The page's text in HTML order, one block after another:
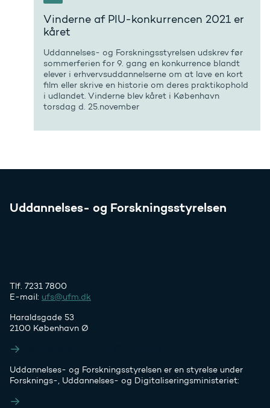
Vinderne af PIU-konkurrencen 2021 er
kåret
Uddannelses- og Forskningsstyrelsen udskrev før
sommerferien for 9. gang en konkurrence blandt
elever i erhvervsuddannelserne om at lave en kort
film eller skrive en historie om deres praktikophold
i udlandet. Vinderne blev kåret i København
torsdag d. 25.november
Uddannelses- og Forskningsstyrelsen
Tlf. 7231 7800
E-mail: ufs@ufm.dk
Haraldsgade 53
2100 København Ø
Uddannelses- og Forskningsstyrelsen er en styrelse under
Forsknings-, Uddannelses- og Digitaliseringsministeriet: